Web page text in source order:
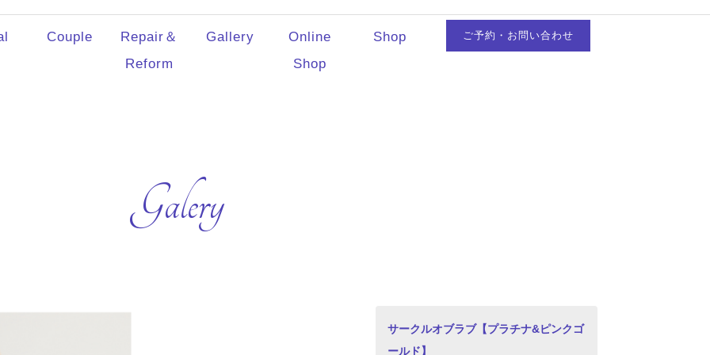
Couple
Repair＆
Reform
Gallery
Online
Shop
Shop ご予約・お問い合わせ
Galery
サークルオブラブ【プラチナ&ピンクゴ
ールド】